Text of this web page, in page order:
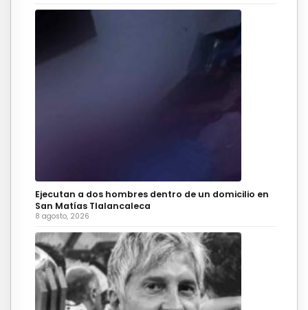
Ejecutan a dos hombres dentro de un domicilio en
San Matías Tlalancaleca
8 agosto, 2026